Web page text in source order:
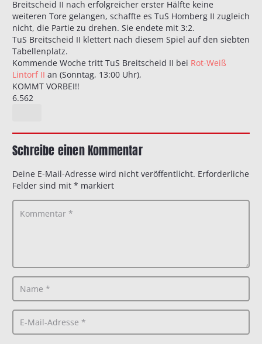
Breitscheid II nach erfolgreicher erster Hälfte keine
weiteren Tore gelangen, schaffte es TuS Homberg II zugleich
nicht, die Partie zu drehen. Sie endete mit 3:2.
TuS Breitscheid II klettert nach diesem Spiel auf den siebten
Tabellenplatz.
Kommende Woche tritt TuS Breitscheid II bei Rot-Weiß
Lintorf II an (Sonntag, 13:00 Uhr),
KOMMT VORBEI!!
6.562
Schreibe einen Kommentar
Deine E-Mail-Adresse wird nicht veröffentlicht. Erforderliche
Felder sind mit * markiert